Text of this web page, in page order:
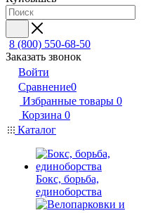
8 (800) 550-68-50
Заказать звонок
Войти
Сравнение0
Избранные товары 0
Корзина 0
Каталог
Бокс, борьба,
единоборства